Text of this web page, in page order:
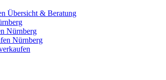
Übersicht & Beratung
Nürnberg
Nürnberg